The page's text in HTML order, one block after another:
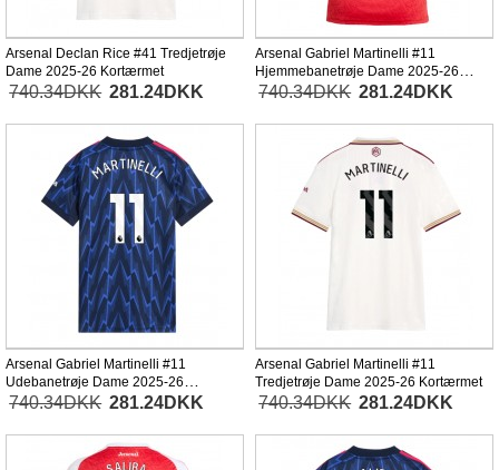
Arsenal Declan Rice #41 Tredjetrøje
Dame 2025-26 Kortærmet
740.34DKK 281.24DKK
Arsenal Gabriel Martinelli #11
Hjemmebanetrøje Dame 2025-26
Kortærmet
740.34DKK 281.24DKK
Arsenal Gabriel Martinelli #11
Udebanetrøje Dame 2025-26
Kortærmet
740.34DKK 281.24DKK
Arsenal Gabriel Martinelli #11
Tredjetrøje Dame 2025-26 Kortærmet
740.34DKK 281.24DKK